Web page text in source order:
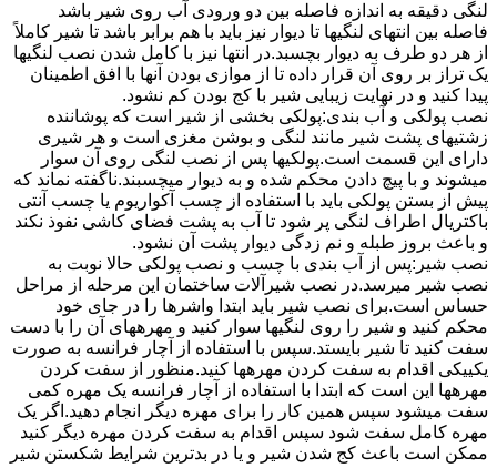
لنگی دقیقه به اندازه فاصله بین دو ورودی آب روی شیر باشد
فاصله بین انتهای لنگیها تا دیوار نیز باید با هم برابر باشد تا شیر کاملاً
از هر دو طرف به دیوار بچسبد.در انتها نیز با کامل شدن نصب لنگیها
یک تراز بر روی آن قرار داده تا از موازی بودن آنها با افق اطمینان
پیدا کنید و در نهایت زیبایی شیر با کج بودن کم نشود.
نصب پولکی و آب بندی:پولکی بخشی از شیر است که پوشاننده
زشتیهای پشت شیر مانند لنگی و بوشن مغزی است و هر شیری
دارای این قسمت است.پولکیها پس از نصب لنگی روی آن سوار
میشوند و با پیچ دادن محکم شده و به دیوار میچسبند.ناگفته نماند که
پیش از بستن پولکی باید با استفاده از چسب آکواریوم یا چسب آنتی
باکتریال اطراف لنگی پر شود تا آب به پشت فضای کاشی نفوذ نکند
و باعث بروز طبله و نم زدگی دیوار پشت آن نشود.
نصب شیر:پس از آب بندی با چسب و نصب پولکی حالا نوبت به
نصب شیر میرسد.در نصب شیرآلات ساختمان این مرحله از مراحل
حساس است.برای نصب شیر باید ابتدا واشرها را در جای خود
محکم کنید و شیر را روی لنگیها سوار کنید و مهرههای آن را با دست
سفت کنید تا شیر بایستد.سپس با استفاده از آچار فرانسه به صورت
یکییکی اقدام به سفت کردن مهرهها کنید.منظور از سفت کردن
مهرهها این است که ابتدا با استفاده از آچار فرانسه یک مهره کمی
سفت میشود سپس همین کار را برای مهره دیگر انجام دهید.اگر یک
مهره کامل سفت شود سپس اقدام به سفت کردن مهره دیگر کنید
ممکن است باعث کج شدن شیر و یا در بدترین شرایط شکستن شیر